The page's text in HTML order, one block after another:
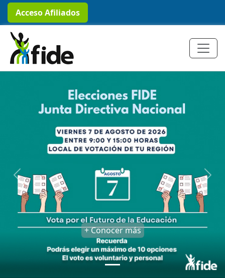
Acceso Afiliados
+ Conocer más
Previous Next